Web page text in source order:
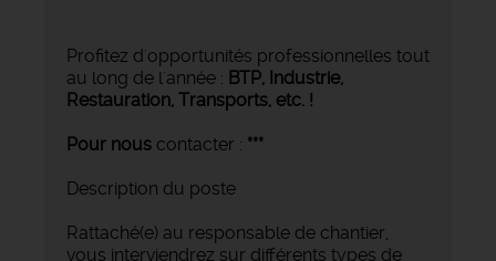
Profitez d'opportunités professionnelles tout
au long de l'année : BTP, Industrie,
Restauration, Transports, etc. !
Pour nous contacter : ***
Description du poste
Rattaché(e) au responsable de chantier,
vous interviendrez sur différents types de